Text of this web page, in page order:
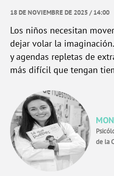
18 DE NOVIEMBRE DE 2025 / 14:00
Los niños necesitan
dejar volar la
y agendas repletas de
más difícil que tengan
de la